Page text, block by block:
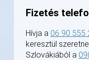
Fizetés
Hívja a 06 90 555
keresztül
Szlovákiából a